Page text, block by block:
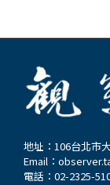
地址：106台北市
Email：
電話：02-2325-